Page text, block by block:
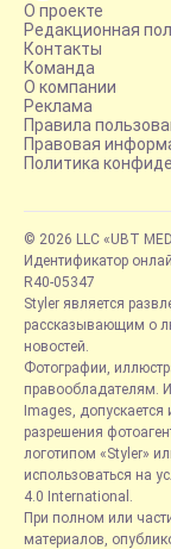
О проекте
Редакционная
Контакты
Команда
О компании
Реклама
Правила
Правовая
Политика
© 2026 LLC «UBT
Идентификатор
R40-05347
Styler является
рассказывающим о
новостей.
Фотографии,
правообладателям.
Images,
разрешения
логотипом «Styler»
использоваться на
4.0 International.
При полном или
материалов,